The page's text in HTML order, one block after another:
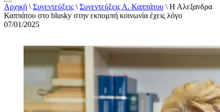
Αλεξάνδρα Καππάτου Ψυχολόγος –
Παιδοψυχολόγος
Αρχική \ Συνεντεύξεις \ Συνεντεύξεις Α. Καππάτου \ Η Αλεξανδρα
Καππάτου στο blusky στην εκπομπή κοινωνία έχεις λόγο
07/01/2025